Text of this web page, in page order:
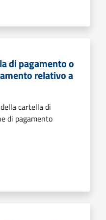
di pagamento o
relativo a
cartella di
di pagamento